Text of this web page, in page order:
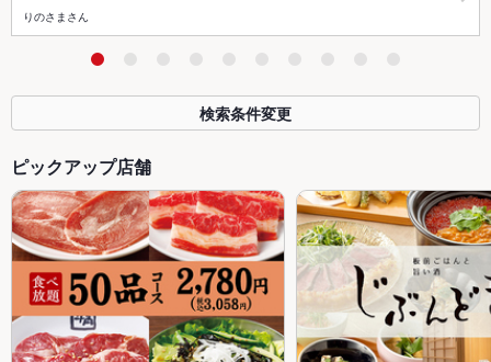
りのさまさん
検索条件変更
ピックアップ店舗